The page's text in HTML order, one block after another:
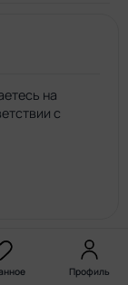
Профиль
на
с